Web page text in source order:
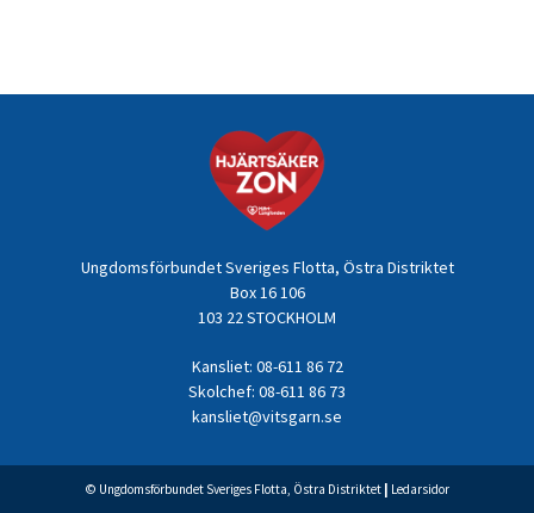
Ungdomsförbundet Sveriges Flotta, Östra Distriktet
Box 16 106
103 22 STOCKHOLM
Kansliet: 08-611 86 72
Skolchef: 08-611 86 73
kansliet@vitsgarn.se
© Ungdomsförbundet Sveriges Flotta, Östra Distriktet Ledarsidor